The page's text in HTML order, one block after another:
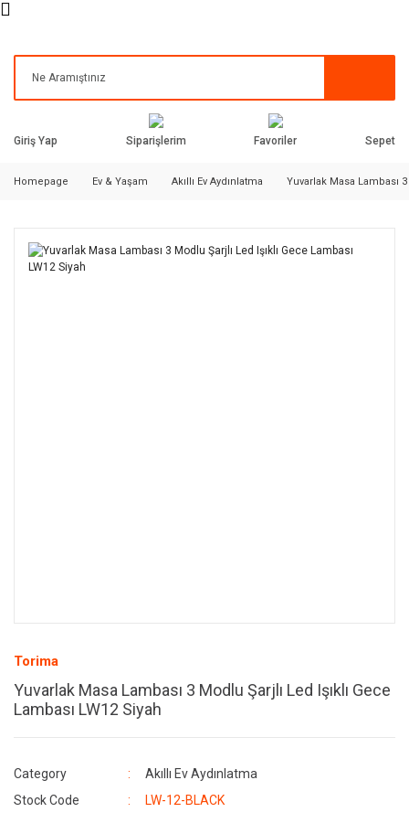
Giriş Yap Siparişlerim Favoriler Sepet
Homepage Ev & Yaşam Akıllı Ev Aydınlatma Yuvarlak Masa Lambası
Torima
Yuvarlak Masa Lambası 3 Modlu Şarjlı Led Işıklı Gece
Lambası LW12 Siyah
Category
Akıllı Ev Aydınlatma
Stock Code
LW-12-BLACK